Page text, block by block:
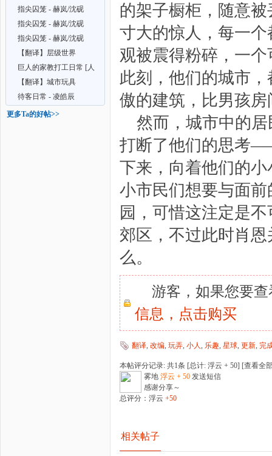
指尖囚笼 - 赫岚/沈砚
2026/4/20 【第三章
指尖囚笼 - 赫岚/沈砚
2026/3/20 更新第二
指尖囚笼 - 赫岚/沈砚
2026/3/5 更新第一章
【翻译】层级世界
2026/1/29
巨人的家教打工日常 [人
类-巨人-巨神] 2026
【翻译】城市玩具
待客日常 - 凌皓辰
更多Ta的好帖>>
的架子橱柜，随意
寸大的惊人，每一
观被震得粉碎，一
此刻，他们的城市
傲的建筑，比男孩
然而，城市中的
打断了他们的思考
下来，向着他们的
小市民们想要与面
园，可惜这注定是
郊区，不过此时肖
么。
游客，如果您要
信息， 点击购买
翻译, 改编, 玩弄, 小人, 乐趣, 星球, 更新, 完
本帖评分记录: 共1条 [总计: 浮云 + 50] [查看全
雾地 浮云 + 50 发送短信
感谢分享～
总评分：浮云 +50
相关帖子